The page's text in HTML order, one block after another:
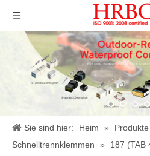
Sie sind hier: Heim » Produkte
Schnelltrennklemmen
»
187 (TAB